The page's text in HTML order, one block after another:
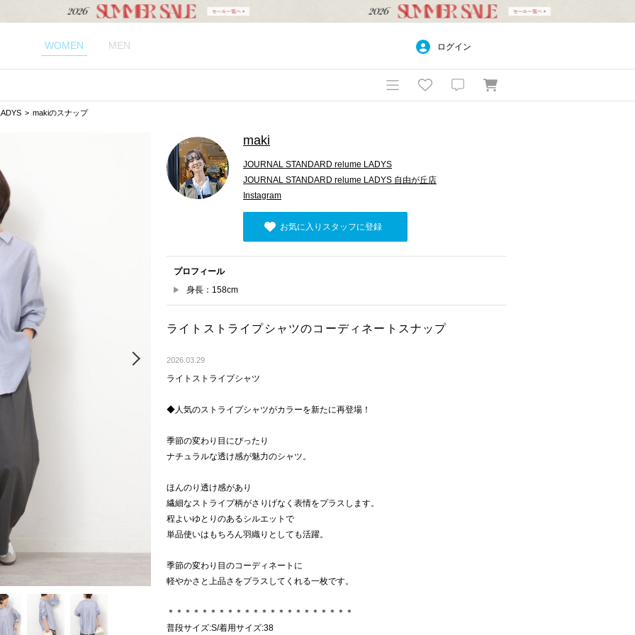
WOMEN MEN ログイン
makiのスナップ
maki
JOURNAL STANDARD relume LADYS
JOURNAL STANDARD relume LADYS 自由が丘店
Instagram
お気に入りスタッフに登録
プロフィール
身長：158cm
ライトストライプシャツのコーディネートスナップ
2026.03.29
ライトストライプシャツ
◆人気のストライプシャツがカラーを新たに再登場！
季節の変わり目にぴったり
ナチュラルな透け感が魅力のシャツ。
ほんのり透け感があり
繊細なストライプ柄がさりげなく表情をプラスします。
程よいゆとりのあるシルエットで
単品使いはもちろん羽織りとしても活躍。
季節の変わり目のコーディネートに
軽やかさと上品さをプラスしてくれる一枚です。
＊＊＊＊＊＊＊＊＊＊＊＊＊＊＊＊＊＊＊＊＊＊
普段サイズ:S/着用サイズ:38